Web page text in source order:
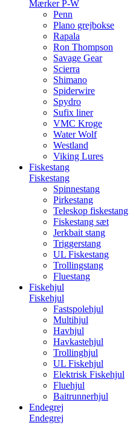
Mærker P-W
Penn
Plano grejbokse
Rapala
Ron Thompson
Savage Gear
Scierra
Shimano
Spiderwire
Spydro
Sufix liner
VMC Kroge
Water Wolf
Westland
Viking Lures
Fiskestang
Fiskestang
Spinnestang
Pirkestang
Teleskop fiskestang
Fiskestang sæt
Jerkbait stang
Triggerstang
UL Fiskestang
Trollingstang
Fluestang
Fiskehjul
Fiskehjul
Fastspolehjul
Multihjul
Havhjul
Havkastehjul
Trollinghjul
UL Fiskehjul
Elektrisk Fiskehjul
Fluehjul
Baitrunnerhjul
Endegrej
Endegrej